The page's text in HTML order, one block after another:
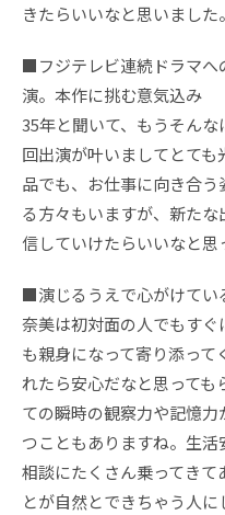
きたらいいなと思いました。
■フジテレビ連続ドラマへ
演。本作に挑む意気込み
35年と聞いて、もうそん
回出演が叶いましてとて
品でも、お仕事に向き合
る方々もいますが、新た
信していけたらいいなと思
■演じるうえで心がけてい
奈美は初対面の人でもす
も親身になって寄り添って
れたら安心だなと思っても
ての瞬時の観察力や記憶
つこともありますね。生
相談にたくさん乗ってきて
とが自然とできちゃう人に